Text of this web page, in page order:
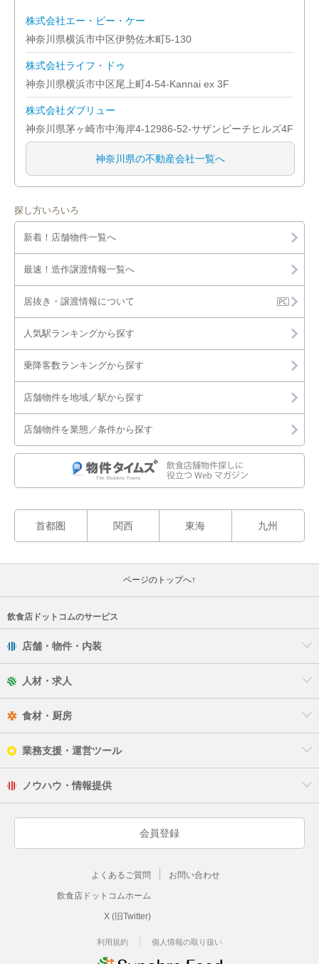
株式会社エー・ビー・ケー
神奈川県横浜市中区伊勢佐木町5-130
株式会社ライフ・ドゥ
神奈川県横浜市中区尾上町4-54-Kannai ex 3F
株式会社ダブリュー
神奈川県茅ヶ崎市中海岸4-12986-52-サザンビーチヒルズ4F
神奈川県の不動産会社一覧へ
探し方いろいろ
新着！店舗物件一覧へ
最速！造作譲渡情報一覧へ
居抜き・譲渡情報について
人気駅ランキングから探す
乗降客数ランキングから探す
店舗物件を地域／駅から探す
店舗物件を業態／条件から探す
首都圏 関西 東海 九州
ページのトップへ↑
飲食店ドットコムのサービス
店舗・物件・内装
人材・求人
食材・厨房
業務支援・運営ツール
ノウハウ・情報提供
会員登録
よくあるご質問 お問い合わせ
飲食店ドットコムホーム
X (旧Twitter)
利用規約 個人情報の取り扱い